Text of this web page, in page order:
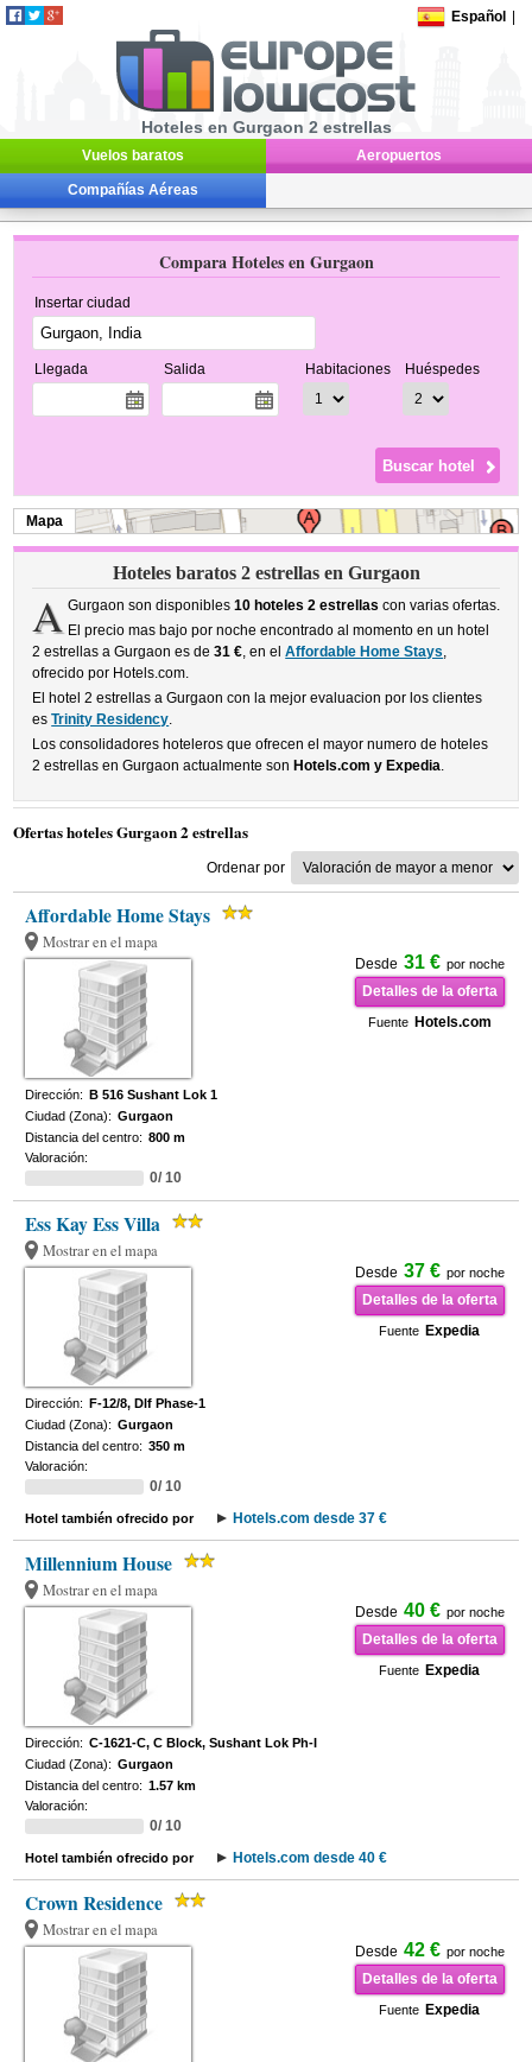
Español
Hoteles en Gurgaon 2 estrellas
Vuelos baratos Aeropuertos
Compañías Aéreas
Compara Hoteles en Gurgaon
Insertar ciudad
Llegada Salida Habitaciones Huéspedes
Mapa
Hoteles baratos 2 estrellas en Gurgaon
A Gurgaon son disponibles 10 hoteles 2 estrellas con varias ofertas.
El precio mas bajo por noche encontrado al momento en un hotel
2 estrellas a Gurgaon es de31 €, en elAffordable Home Stays,
ofrecido por Hotels.com.
El hotel 2 estrellas a Gurgaon con la mejor evaluacion por los clientes
esTrinity Residency.
Los consolidadores hoteleros que ofrecen el mayor numero de hoteles
2 estrellas en Gurgaon actualmente son Hotels.com y Expedia.
Ofertas hoteles Gurgaon 2 estrellas
Ordenar por
Affordable Home Stays
Mostrar en el mapa
Desde 31 € por noche
Detalles de la oferta
Fuente Hotels.com
Dirección: B 516 Sushant Lok 1
Ciudad (Zona): Gurgaon
Distancia del centro: 800 m
Valoración:
0/ 10
Ess Kay Ess Villa
Mostrar en el mapa
Desde 37 € por noche
Detalles de la oferta
Fuente Expedia
Dirección: F-12/8, Dlf Phase-1
Ciudad (Zona): Gurgaon
Distancia del centro: 350 m
Valoración:
0/ 10
Hotel también ofrecido por Hotels.com desde 37 €
Millennium House
Mostrar en el mapa
Desde 40 € por noche
Detalles de la oferta
Fuente Expedia
Dirección: C-1621-C, C Block, Sushant Lok Ph-I
Ciudad (Zona): Gurgaon
Distancia del centro: 1.57 km
Valoración:
0/ 10
Hotel también ofrecido por Hotels.com desde 40 €
Crown Residence
Mostrar en el mapa
Desde 42 € por noche
Detalles de la oferta
Fuente Expedia